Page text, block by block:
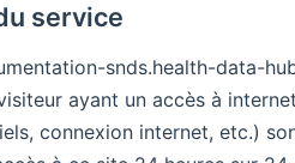
service
snds.health-data-
ayant un accès à
connexion internet, etc.)